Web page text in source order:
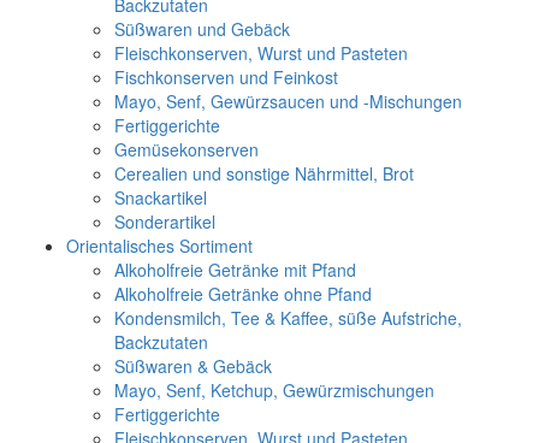
Backzutaten
Süßwaren und Gebäck
Fleischkonserven, Wurst und Pasteten
Fischkonserven und Feinkost
Mayo, Senf, Gewürzsaucen und -Mischungen
Fertiggerichte
Gemüsekonserven
Cerealien und sonstige Nährmittel, Brot
Snackartikel
Sonderartikel
Orientalisches Sortiment
Alkoholfreie Getränke mit Pfand
Alkoholfreie Getränke ohne Pfand
Kondensmilch, Tee & Kaffee, süße Aufstriche,
Backzutaten
Süßwaren & Gebäck
Mayo, Senf, Ketchup, Gewürzmischungen
Fertiggerichte
Fleischkonserven, Wurst und Pasteten